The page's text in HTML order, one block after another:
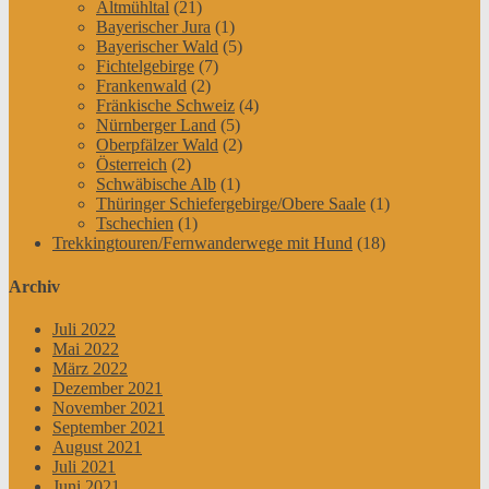
Altmühltal (21)
Bayerischer Jura (1)
Bayerischer Wald (5)
Fichtelgebirge (7)
Frankenwald (2)
Fränkische Schweiz (4)
Nürnberger Land (5)
Oberpfälzer Wald (2)
Österreich (2)
Schwäbische Alb (1)
Thüringer Schiefergebirge/Obere Saale (1)
Tschechien (1)
Trekkingtouren/Fernwanderwege mit Hund (18)
Archiv
Juli 2022
Mai 2022
März 2022
Dezember 2021
November 2021
September 2021
August 2021
Juli 2021